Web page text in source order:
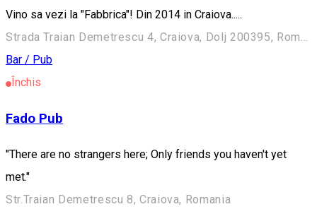
Vino sa vezi la "Fabbrica"! Din 2014 in Craiova.....
Strada Traian Demetrescu 4, Craiova, Dolj 200395, Romania
Bar / Pub
Închis
Fado Pub
"There are no strangers here; Only friends you haven't yet
met."
Str.Traian Demetrescu 8, Craiova, Romania